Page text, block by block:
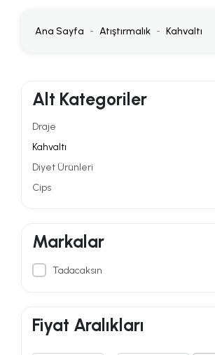
Ana Sayfa Atıştırmalık Kahvaltı
Alt Kategoriler
Draje
Kahvaltı
Diyet Ürünleri
Cips
Markalar
Tadacaksın
Fiyat Aralıkları